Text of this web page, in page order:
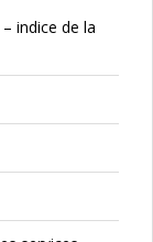
indice de la